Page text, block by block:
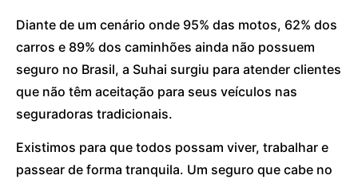
Diante de um cenário onde 95% das motos, 62% dos
carros e 89% dos caminhões ainda não possuem
seguro no Brasil, a Suhai surgiu para atender clientes
que não têm aceitação para seus veículos nas
seguradoras tradicionais.
Existimos para que todos possam viver, trabalhar e
passear de forma tranquila. Um seguro que cabe no